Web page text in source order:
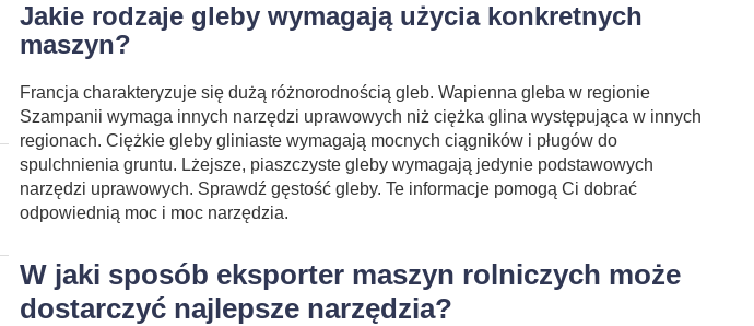
Jakie rodzaje gleby wymagają użycia konkretnych
maszyn?
Francja charakteryzuje się dużą różnorodnością gleb. Wapienna gleba w regionie
Szampanii wymaga innych narzędzi uprawowych niż ciężka glina występująca w innych
regionach. Ciężkie gleby gliniaste wymagają mocnych ciągników i pługów do
spulchnienia gruntu. Lżejsze, piaszczyste gleby wymagają jedynie podstawowych
narzędzi uprawowych. Sprawdź gęstość gleby. Te informacje pomogą Ci dobrać
odpowiednią moc i moc narzędzia.
W jaki sposób eksporter maszyn rolniczych może
dostarczyć najlepsze narzędzia?